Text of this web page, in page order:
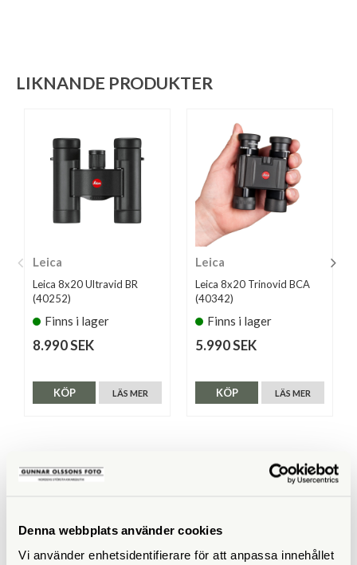
Denna webbplats använder cookies
Vi använder enhetsidentifierare för att anpassa innehållet
LIKNANDE PRODUKTER
Leica
Leica 8x20 Ultravid BR
(40252)
Finns i lager
8.990 SEK
LÄS MER
KÖP
Leica
Leica 8x20 Trinovid BCA
(40342)
Finns i lager
5.990 SEK
LÄS MER
KÖP
Förstoring 10x